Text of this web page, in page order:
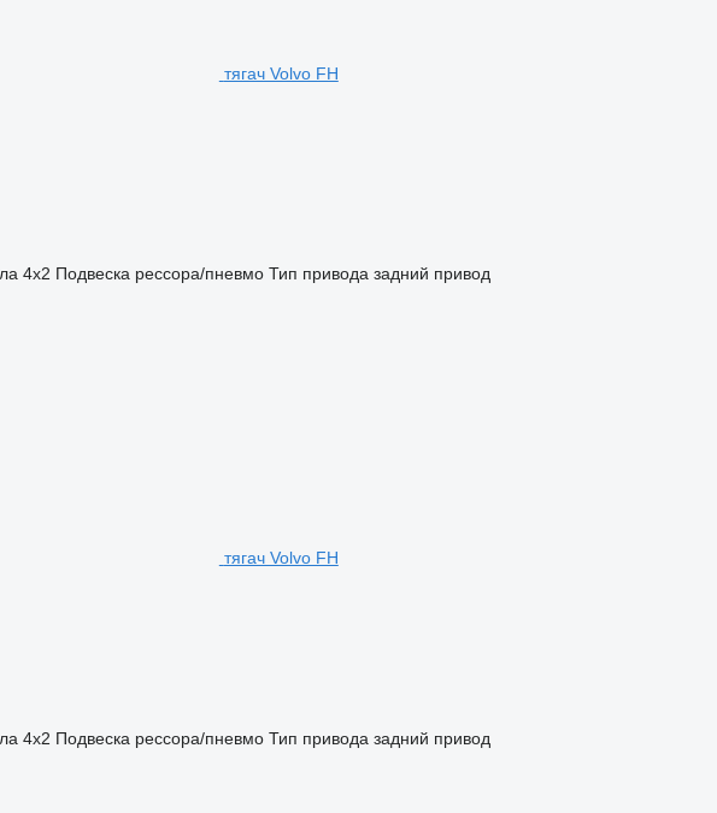
тягач Volvo FH
4x2 Подвеска рессора/пневмо Тип привода задний привод
тягач Volvo FH
4x2 Подвеска рессора/пневмо Тип привода задний привод